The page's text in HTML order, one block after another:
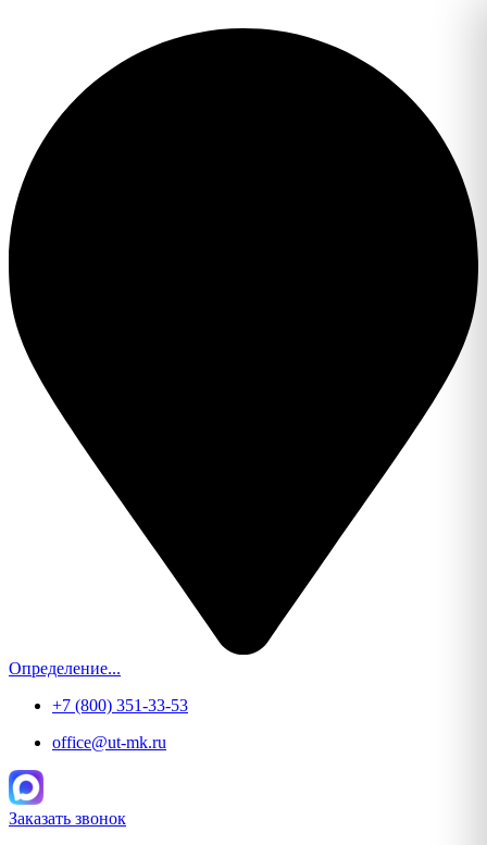
Определение...
+7 (800) 351-33-53
office@ut-mk.ru
Заказать звонок